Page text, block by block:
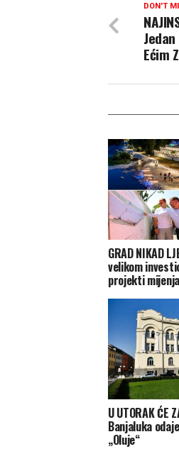
DON'T
Ećim
GRAD NIKAD
velikom
projekti
U UTORAK ĆE
Banjaluka
„Oluje“